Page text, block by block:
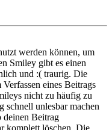
werden können, um
Smiley gibt es einen
und :( traurig. Die
eines Beitrags
nicht zu häufig zu
schnell unlesbar machen
deinen Beitrag
komplett löschen. Die